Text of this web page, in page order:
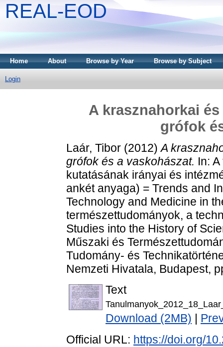
REAL-EOD
Home About Browse by Year Browse by Subject
Login
A krasznahorkai
grófok
Laár, Tibor (2012)A
grófok és a vaskohászat. In:
kutatásának irányai és
ankét anyaga) = Trends and
Technology and Medicine in
természettudományok, a
Studies into the History of
Műszaki és
Tudomány- és
Nemzeti Hivatala, Budapest,
Text
Download (2MB)
Official URL: https://doi.org/